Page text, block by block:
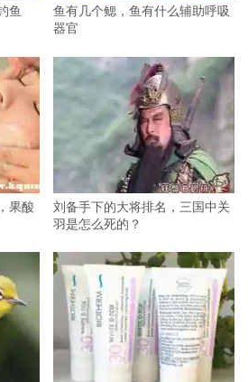
鱼
鱼有几个鳃，鱼有什么辅助呼吸
器官
果酸
刘备手下的大将排名，三国中关
羽是怎么死的？